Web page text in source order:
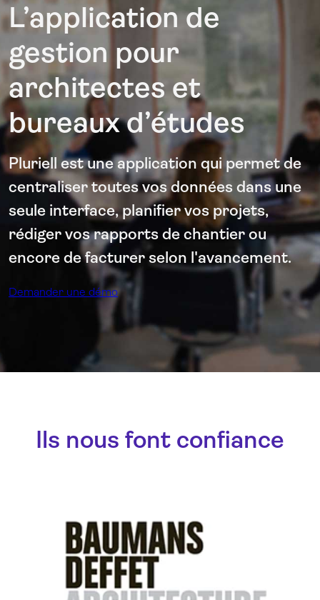
L’application de
gestion pour
architectes et
bureaux d’études
Pluriell est une application qui permet de
centraliser toutes vos données dans une
seule interface, planifier vos projets,
rédiger vos rapports de chantier ou
encore de facturer selon l'avancement.
Demander une démo
Ils nous font confiance